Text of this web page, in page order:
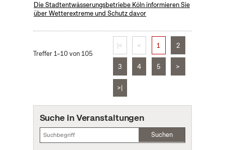
Die Stadtentwässerungsbetriebe Köln informieren Sie
über Wetterextreme und Schutz davor
Treffer 1–10 von 105
|< < 1 2
3 4 5 >
>|
Suche in Veranstaltungen
Suchen